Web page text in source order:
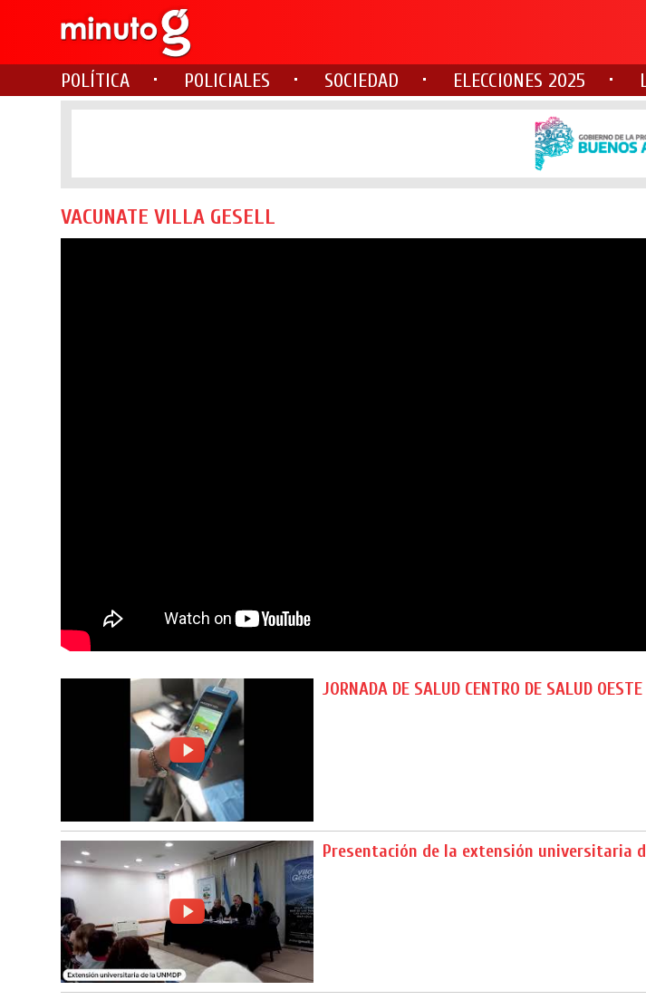
POLÍTICA POLICIALES SOCIEDAD ELECCIONES 2025
VACUNATE VILLA GESELL
JORNADA DE SALUD CENTRO DE SALUD OESTE
Presentación de la extensión universitaria